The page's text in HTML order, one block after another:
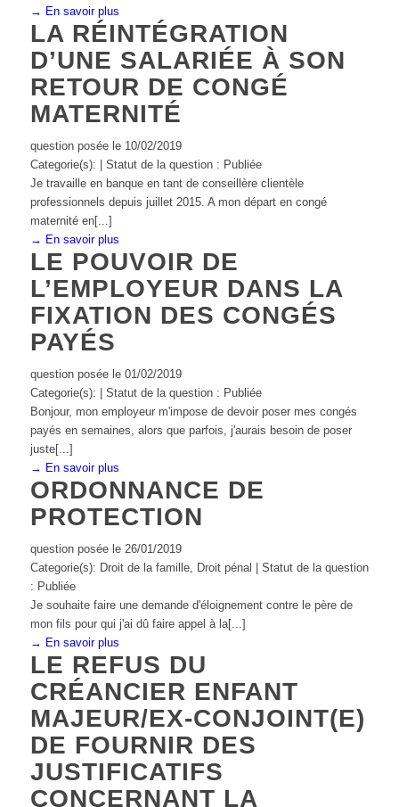
→ En savoir plus
LA RÉINTÉGRATION
D’UNE SALARIÉE À SON
RETOUR DE CONGÉ
MATERNITÉ
question posée le 10/02/2019
Categorie(s): | Statut de la question : Publiée
Je travaille en banque en tant de conseillère clientèle
professionnels depuis juillet 2015. A mon départ en congé
maternité en[...]
→ En savoir plus
LE POUVOIR DE
L’EMPLOYEUR DANS LA
FIXATION DES CONGÉS
PAYÉS
question posée le 01/02/2019
Categorie(s): | Statut de la question : Publiée
Bonjour, mon employeur m'impose de devoir poser mes congés
payés en semaines, alors que parfois, j'aurais besoin de poser
juste[...]
→ En savoir plus
ORDONNANCE DE
PROTECTION
question posée le 26/01/2019
Categorie(s): Droit de la famille, Droit pénal | Statut de la question
: Publiée
Je souhaite faire une demande d'éloignement contre le père de
mon fils pour qui j'ai dû faire appel à la[...]
→ En savoir plus
LE REFUS DU
CRÉANCIER ENFANT
MAJEUR/EX-CONJOINT(E)
DE FOURNIR DES
JUSTIFICATIFS
CONCERNANT LA